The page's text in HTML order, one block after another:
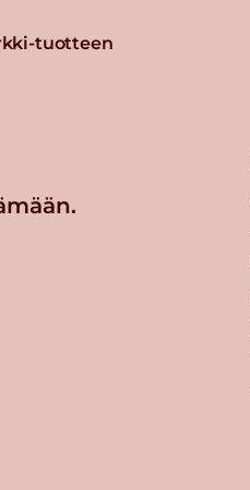
tuotteen